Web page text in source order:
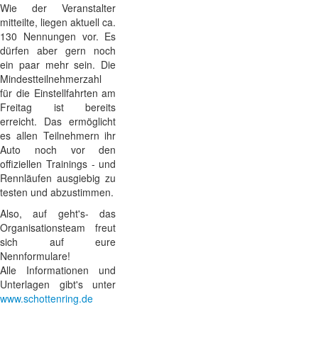
Wie der Veranstalter
mitteilte, liegen aktuell ca.
130 Nennungen vor. Es
dürfen aber gern noch
ein paar mehr sein. Die
Mindestteilnehmerzahl
für die Einstellfahrten am
Freitag ist bereits
erreicht. Das ermöglicht
es allen Teilnehmern ihr
Auto noch vor den
offiziellen Trainings - und
Rennläufen ausgiebig zu
testen und abzustimmen.
Also, auf geht's- das
Organisationsteam freut
sich auf eure
Nennformulare!
Alle Informationen und
Unterlagen gibt's unter
www.schottenring.de